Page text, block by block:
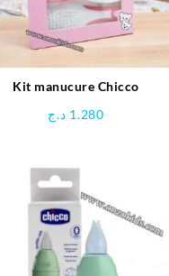
Kit manucure Chicco
1.280 د.ج